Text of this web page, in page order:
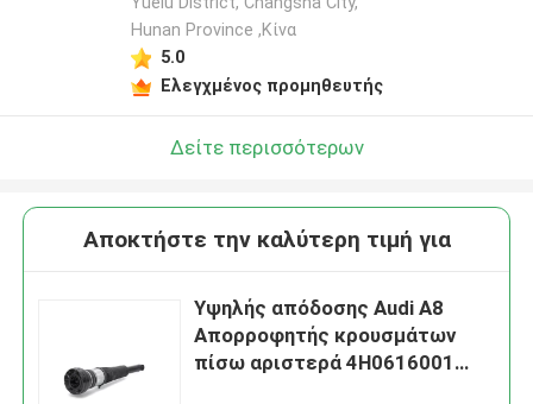
Hunan Province ,Κίνα
5.0
Ελεγχμένος προμηθευτής
Δείτε περισσότερων
Αποκτήστε την καλύτερη τιμή για
Υψηλής απόδοσης Audi A8
Απορροφητής κρουσμάτων
πίσω αριστερά 4H0616001